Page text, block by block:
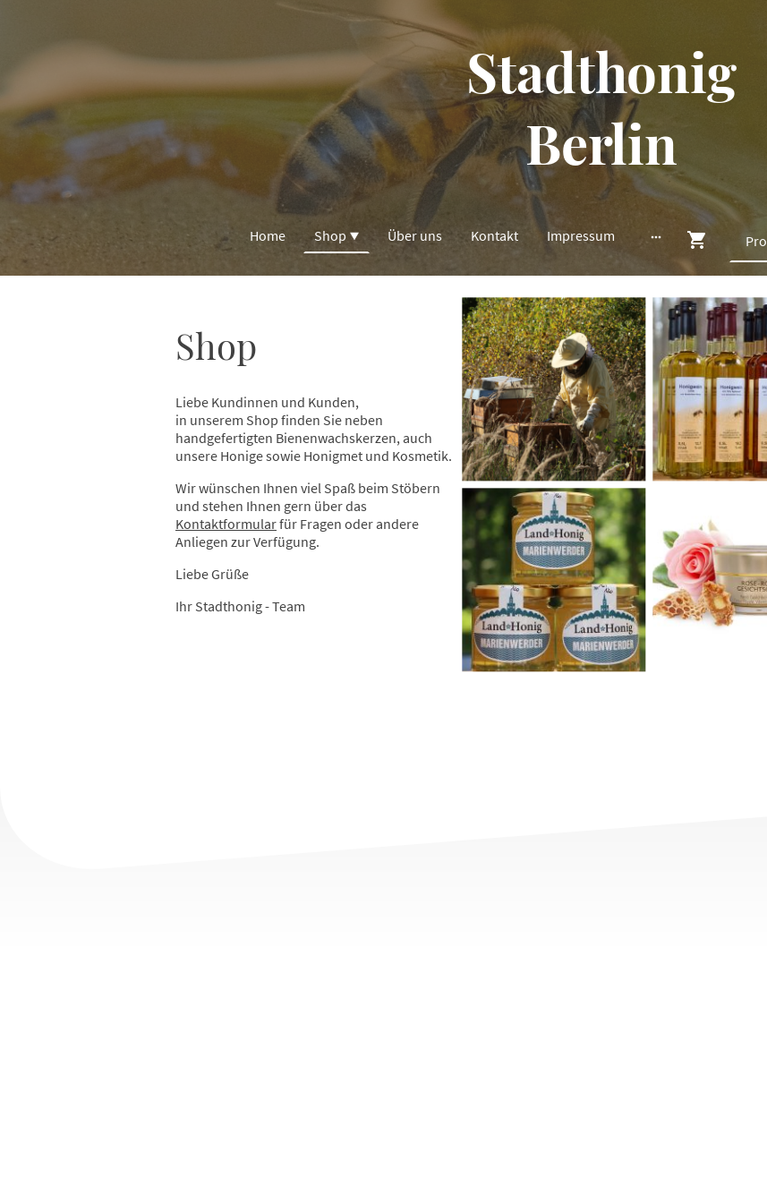
Stadthonig
Berlin
Home Shop Über uns Kontakt Impressum
Shop
Liebe Kundinnen und Kunden,
in unserem Shop finden Sie neben
handgefertigten Bienenwachskerzen, auch
unsere Honige sowie Honigmet und Kosmetik.
Wir wünschen Ihnen viel Spaß beim Stöbern
und stehen Ihnen gern über das
Kontaktformularfür Fragen oder andere
Anliegen zur Verfügung.
Liebe Grüße
Ihr Stadthonig - Team